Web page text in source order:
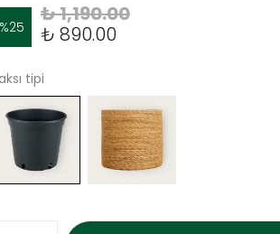
%25
₺ 1,190.00
₺ 890.00
tipi